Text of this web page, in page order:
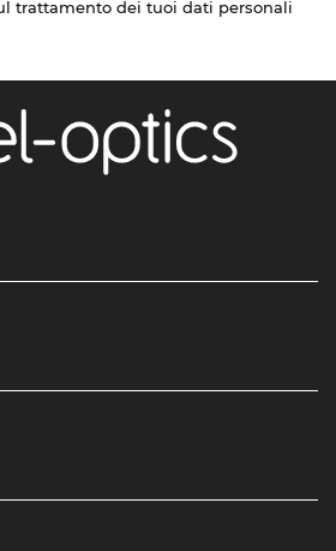
trattamento dei tuoi dati personali